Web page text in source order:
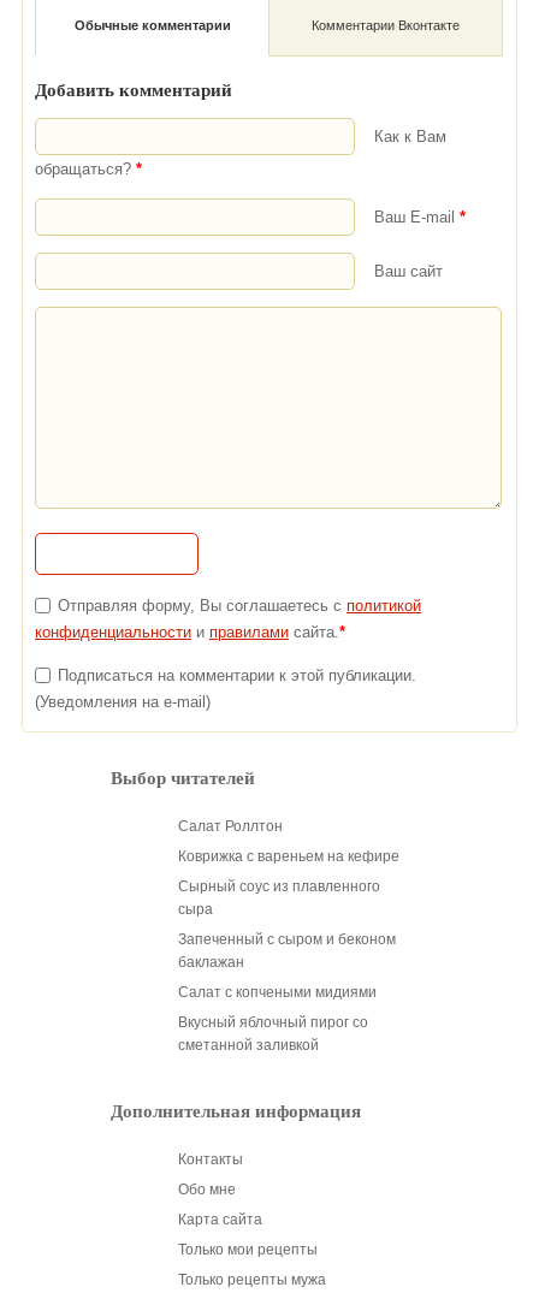
Обычные комментарии Комментарии Вконтакте
Добавить комментарий
Как к Вам
обращаться? *
Ваш E-mail *
Ваш сайт
Отправляя форму, Вы соглашаетесь с политикой
конфиденциальности и правилами сайта.*
Подписаться на комментарии к этой публикации.
(Уведомления на e-mail)
Выбор читателей
Салат Роллтон
Коврижка с вареньем на кефире
Сырный соус из плавленного
сыра
Запеченный с сыром и беконом
баклажан
Салат с копчеными мидиями
Вкусный яблочный пирог со
сметанной заливкой
Дополнительная информация
Контакты
Обо мне
Карта сайта
Только мои рецепты
Только рецепты мужа